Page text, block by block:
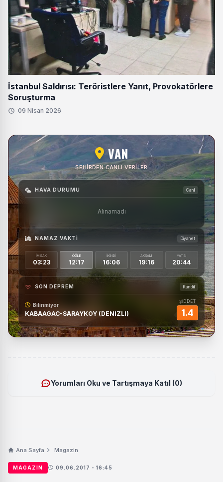
İstanbul Saldırısı: Teröristlere Yanıt, Provokatörlere
Soruşturma
09 Nisan 2026
VAN
ŞEHIRDEN CANLI VERILER
HAVA DURUMU Canlı
Alınamadı
NAMAZ VAKTI Diyanet
İMSAK
03:23
ÖĞLE
12:17
İKINDI
16:06
AKŞAM
19:16
YATSI
20:44
SON DEPREM Kandilli
Bilinmiyor
KABAAGAC-SARAYKOY (DENIZLI)
ŞİDDET
1.4
Yorumları Oku ve Tartışmaya Katıl (0)
Ana Sayfa Magazin
MAGAZIN 09.06.2017 - 16:45